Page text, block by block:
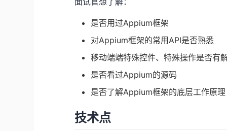
是否用过Appium框架
对Appium框架的常用API是否熟悉
移动端端特殊控件、特殊操作是否有
是否看过Appium的源码
是否了解Appium框架的底层工作原理
技术点